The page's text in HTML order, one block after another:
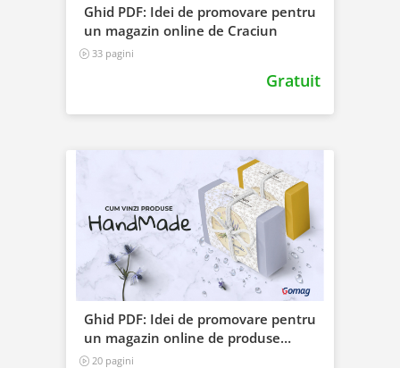
Ghid PDF: Idei de promovare pentru
un magazin online de Craciun
33 pagini
Gratuit
Ghid PDF: Idei de promovare pentru
un magazin online de produse
handmade
20 pagini